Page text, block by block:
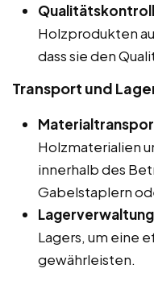
Holzprodukten
dass sie den
Transport und
Holzmaterialien
innerhalb des
Gabelstaplern
Lagers, um eine
gewährleisten.